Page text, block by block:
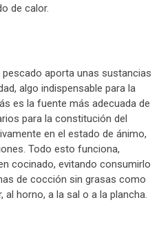
de calor.
aporta unas sustancias
algo indispensable para la
es la fuente más adecuada de
para la constitución del
en el estado de ánimo,
Todo esto funciona,
cocinado, evitando consumirlo
de cocción sin grasas como
al horno, a la sal o a la plancha.